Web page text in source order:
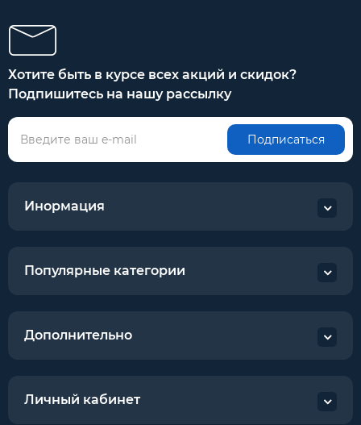
Хотите быть в курсе всех акций и скидок?
Подпишитесь на нашу рассылку
Подписаться
Инормация
Популярные категории
Дополнительно
Личный кабинет